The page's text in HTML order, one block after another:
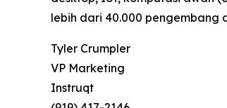
lebih dari 40.000 pengembang
Tyler Crumpler
VP Marketing
Instruqt